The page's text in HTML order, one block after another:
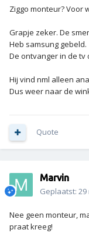
Ziggo monteur? Voor
Grapje zeker. De
Heb samsung gebeld.
De ontvanger in de
Hij vind nml alleen
Dus weer naar de
Quote
Marvin
Geplaatst: 29
Nee geen monteur,
praat kreeg!